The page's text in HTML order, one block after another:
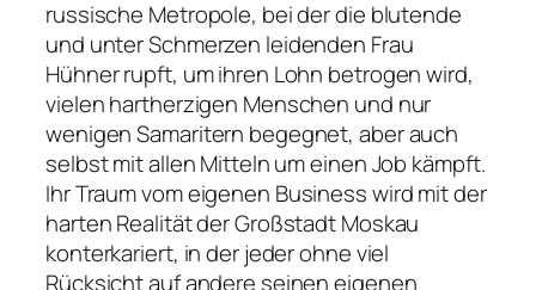
russische Metropole, bei der die blutende
und unter Schmerzen leidenden Frau
Hühner rupft, um ihren Lohn betrogen wird,
vielen hartherzigen Menschen und nur
wenigen Samaritern begegnet, aber auch
selbst mit allen Mitteln um einen Job kämpft.
Ihr Traum vom eigenen Business wird mit der
harten Realität der Großstadt Moskau
konterkariert, in der jeder ohne viel
Rücksicht auf andere seinen eigenen